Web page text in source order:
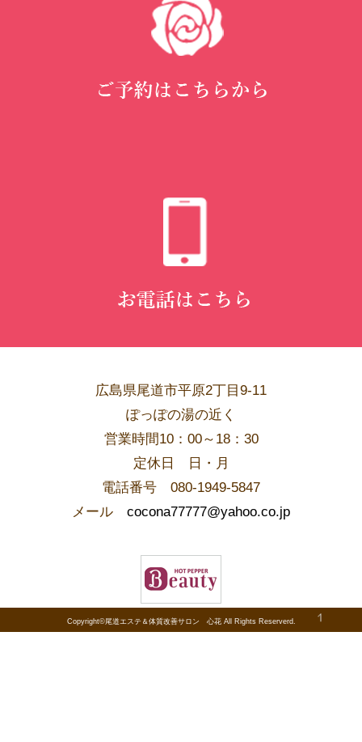
広島県尾道市平原2丁目9-11
ぽっぽの湯の近く
営業時間10：00～18：30
​定休日 日・月
電話番号 080-1949-5847
メール cocona77777@yahoo.co.jp
Copyright©尾道エステ＆体質改善サロン 心花 All Rights Reserverd. PAGE TOP